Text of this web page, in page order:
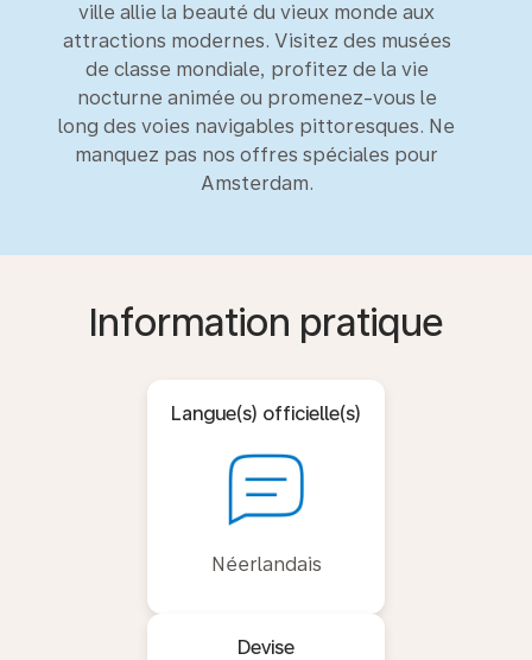
ville allie la beauté du vieux monde aux
attractions modernes. Visitez des musées
de classe mondiale, profitez de la vie
nocturne animée ou promenez-vous le
long des voies navigables pittoresques. Ne
manquez pas nos offres spéciales pour
Amsterdam.
Information pratique
Langue(s) officielle(s)
Néerlandais
Devise